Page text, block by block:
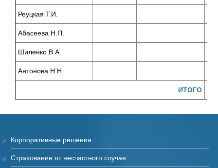
Реуцкая Т.И.
Абасеева Н.П.
Шиленко В.А.
Антонова Н.Н.
ИТОГО
Корпоративные решения
Страхование от несчастного случая